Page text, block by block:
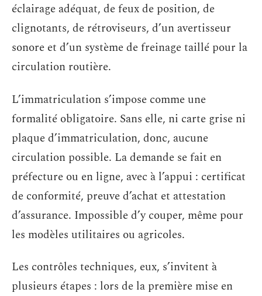
éclairage adéquat, de feux de position, de
clignotants, de rétroviseurs, d’un avertisseur
sonore et d’un système de freinage taillé pour la
circulation routière.
L’immatriculation s’impose comme une
formalité obligatoire. Sans elle, ni carte grise ni
plaque d’immatriculation, donc, aucune
circulation possible. La demande se fait en
préfecture ou en ligne, avec à l’appui : certificat
de conformité, preuve d’achat et attestation
d’assurance. Impossible d’y couper, même pour
les modèles utilitaires ou agricoles.
Les contrôles techniques, eux, s’invitent à
plusieurs étapes : lors de la première mise en